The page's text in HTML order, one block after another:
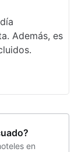
Además, es
en